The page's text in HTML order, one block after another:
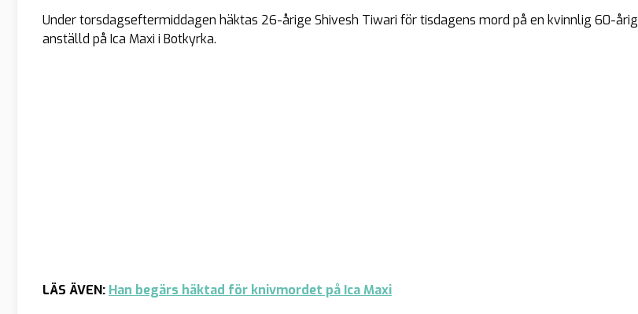
Under torsdagseftermiddagen häktas 26-årige Shivesh Tiwari för tisdagens mord på en kvinnlig 60-årig
anställd på Ica Maxi i Botkyrka.
LÄS ÄVEN: Han begärs häktad för knivmordet på Ica Maxi